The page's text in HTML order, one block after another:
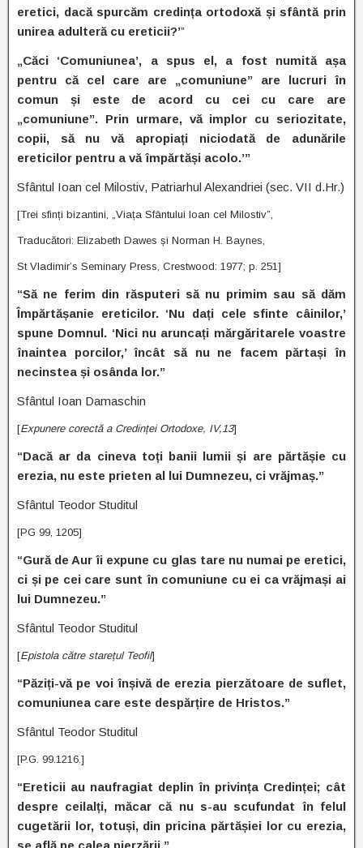
eretici, dacă spurcăm credința ortodoxă și sfântă prin
unirea adulteră cu ereticii?’”
„Căci ‘Comuniunea’, a spus el, a fost numită așa
pentru că cel care are „comuniune” are lucruri în
comun și este de acord cu cei cu care are
„comuniune”. Prin urmare, vă implor cu seriozitate,
copii, să nu vă apropiați niciodată de adunările
ereticilor pentru a vă împărtăși acolo.’”
Sfântul Ioan cel Milostiv, Patriarhul Alexandriei (sec. VII d.Hr.)
[Trei sfinți bizantini, „Viața Sfântului Ioan cel Milostiv”,
Traducători: Elizabeth Dawes și Norman H. Baynes,
St Vladimir’s Seminary Press, Crestwood: 1977; p. 251]
“Să ne ferim din răsputeri să nu primim sau să dăm
Împărtășanie ereticilor. ‘Nu dați cele sfinte câinilor,’
spune Domnul. ‘Nici nu aruncați mărgăritarele voastre
înaintea porcilor,’ încât să nu ne facem părtași în
necinstea și osânda lor.”
Sfântul Ioan Damaschin
[Expunere corectă a Credinței Ortodoxe, IV,13]
“Dacă ar da cineva toți banii lumii și are părtășie cu
erezia, nu este prieten al lui Dumnezeu, ci vrăjmaș.”
Sfântul Teodor Studitul
[PG 99, 1205]
“Gură de Aur îi expune cu glas tare nu numai pe eretici,
ci și pe cei care sunt în comuniune cu ei ca vrăjmași ai
lui Dumnezeu.”
Sfântul Teodor Studitul
[Epistola către starețul Teofil]
“Păziți-vă pe voi înșivă de erezia pierzătoare de suflet,
comuniunea care este despărțire de Hristos.”
Sfântul Teodor Studitul
[P.G. 99.1216.]
“Ereticii au naufragiat deplin în privința Credinței; cât
despre ceilalți, măcar că nu s-au scufundat în felul
cugetării lor, totuși, din pricina părtășiei lor cu erezia,
se află pe calea pierzării.”